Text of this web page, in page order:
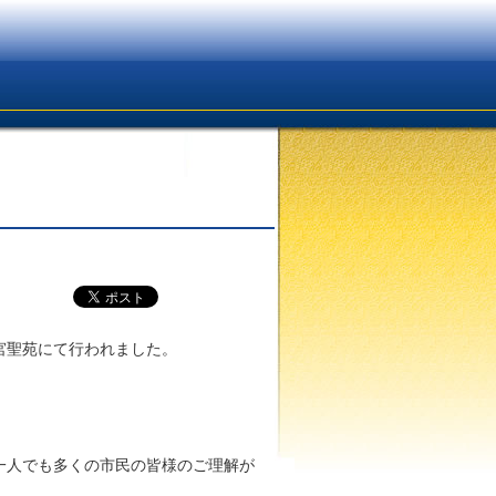
苑にて行われました。
でも多くの市民の皆様のご理解が